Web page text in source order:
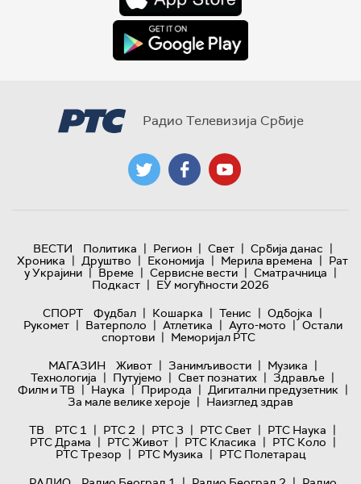
Радио Телевизија Србије
ВЕСТИ Политика | Регион | Свет | Србија данас |
Хроника | Друштво | Економија | Мерила времена | Рат
у Украјини | Време | Сервисне вести | Сматрачница |
Подкаст | ЕУ могућности 2026
СПОРТ
Фудбал | Кошарка | Тенис | Одбојка |
Рукомет | Ватерполо | Атлетика | Ауто-мото | Остали
спортови | Меморијал РТС
МАГАЗИН
Живот | Занимљивости | Музика |
Технологијa | Путујемо | Свет познатих | Здравље |
Филм и ТВ | Наука | Природа | Дигитални предузетник |
За мале велике хероје | Наизглед здрав
ТВ
РТС 1 | РТС 2 | РТС 3 | РТС Свет | РТС Наука |
РТС Драма | РТС Живот | РТС Класика | РТС Коло |
РТС Трезор | РТС Музика | РТС Полетарац